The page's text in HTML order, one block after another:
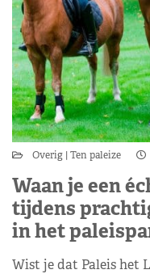
Overig Ten paleize
Waan je een
tijdens
in het
Wist je dat Paleis het